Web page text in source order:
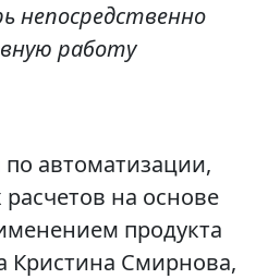
непосредственно
работу
автоматизации,
на основе
продукта
Кристина Смирнова,